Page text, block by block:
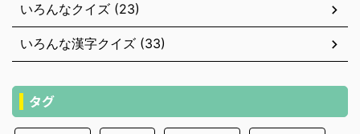
いろんなクイズ (23)
いろんな漢字クイズ (33)
タグ